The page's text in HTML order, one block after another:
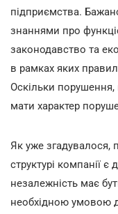
підприємства.
знаннями про
законодавство та
в рамках яких
Оскільки
мати характер
Як уже згадувалося,
структурі компанії
незалежність має
необхідною умовою